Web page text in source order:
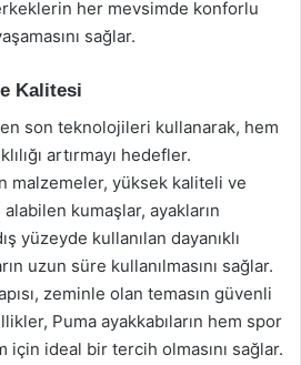
her mevsimde konforlu
sağlar.
Kalitesi
en son teknolojileri kullanarak, hem
artırmayı hedefler.
malzemeler, yüksek kaliteli ve
kumaşlar, ayakların
yüzeyde kullanılan dayanıklı
uzun süre kullanılmasını sağlar.
zeminle olan temasın güvenli
Puma ayakkabıların hem spor
için ideal bir tercih olmasını sağlar.